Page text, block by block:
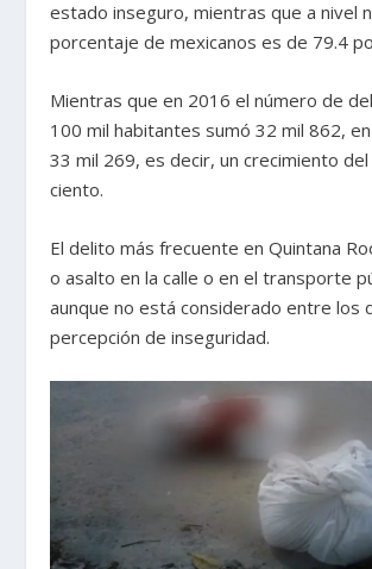
estado inseguro, mientras que a nivel
porcentaje de mexicanos es de 79.4
Mientras que en 2016 el número de
100 mil habitantes sumó 32 mil 862,
33 mil 269, es decir, un crecimiento
ciento.
El delito más frecuente en Quintana
o asalto en la calle o en el transporte
aunque no está considerado entre los
percepción de inseguridad.